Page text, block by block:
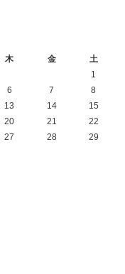
木 金 土
1
6 7
8
13 14
15
20 21
22
27 28
29